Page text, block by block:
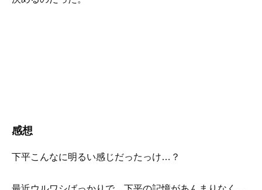
感想
下平こんなに明るい感じだったっけ…？